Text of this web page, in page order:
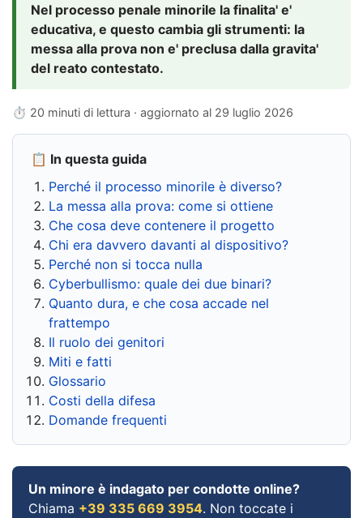
Nel processo penale minorile la finalita' e'
educativa, e questo cambia gli strumenti: la
messa alla prova non e' preclusa dalla gravita'
del reato contestato.
⏱ 20 minuti di lettura · aggiornato al 29 luglio 2026
📋 In questa guida
Perché il processo minorile è diverso?
La messa alla prova: come si ottiene
Che cosa deve contenere il progetto
Chi era davvero davanti al dispositivo?
Perché non si tocca nulla
Cyberbullismo: quale dei due binari?
Quanto dura, e che cosa accade nel
frattempo
Il ruolo dei genitori
Miti e fatti
Glossario
Costi della difesa
Domande frequenti
Un minore è indagato per condotte online?
Chiama +39 335 669 3954. Non toccate i